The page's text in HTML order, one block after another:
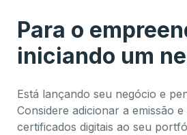
Para o
iniciando um
Está lançando seu negócio e
Considere adicionar a emissão e
certificados digitais ao seu